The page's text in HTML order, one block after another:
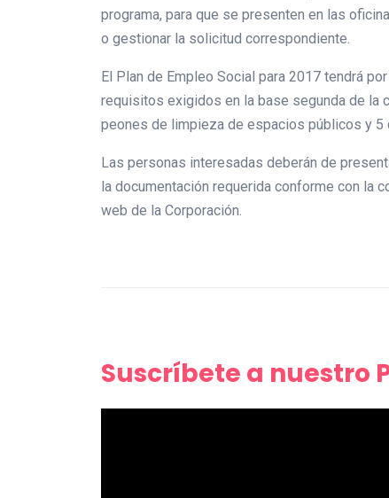
programa, para que se presenten en las
o gestionar la solicitud correspondiente.
El Plan de Empleo Social para 2017 tendrá
requisitos exigidos en la base segunda de la
peones de limpieza de espacios públicos y 5
Las personas interesadas deberán de
la documentación requerida conforme con la
web de la Corporación.
Suscríbete a nuestro